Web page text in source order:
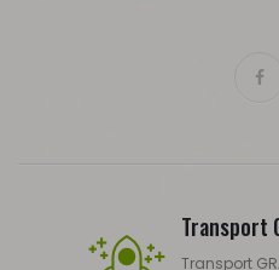
Transport
Transport